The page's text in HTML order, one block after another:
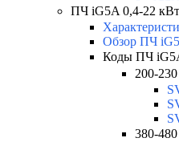
ПЧ iG5A 0,4-22 кВт
Обзор ПЧ
Коды ПЧ
200-
380-